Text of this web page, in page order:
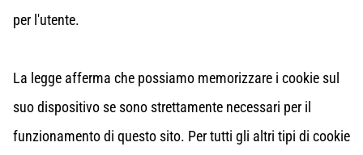
per l'utente.
La legge afferma che possiamo memorizzare i cookie sul
suo dispositivo se sono strettamente necessari per il
funzionamento di questo sito. Per tutti gli altri tipi di cookie